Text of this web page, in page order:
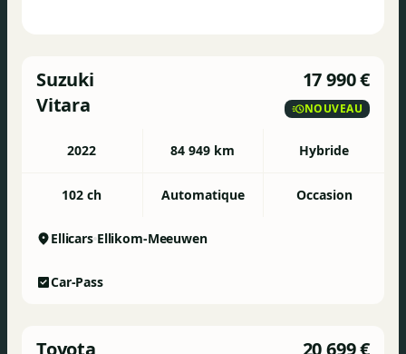
Suzuki
Vitara
17 990 €
NOUVEAU
2022 84 949 km Hybride
102 ch Automatique Occasion
Ellicars Ellikom-Meeuwen
Car-Pass
Toyota
20 699 €